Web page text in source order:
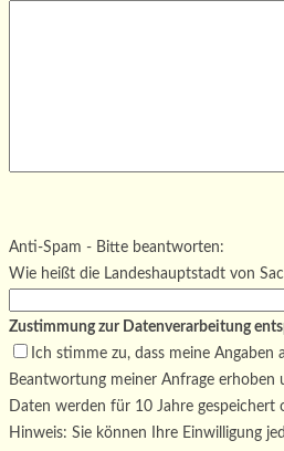
Bitte lasse dieses Feld leer.
Anti-Spam - Bitte beantworten:
Wie heißt die Landeshauptstadt von
Zustimmung zur Datenverarbeitung
Ich stimme zu, dass meine
Beantwortung meiner Anfrage erhoben
Daten werden für 10 Jahre gespeichert
Hinweis: Sie können Ihre Einwilligung